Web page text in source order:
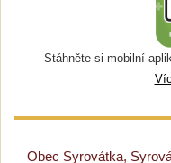
Stáhněte si mobilní
Obec Syrovátka,